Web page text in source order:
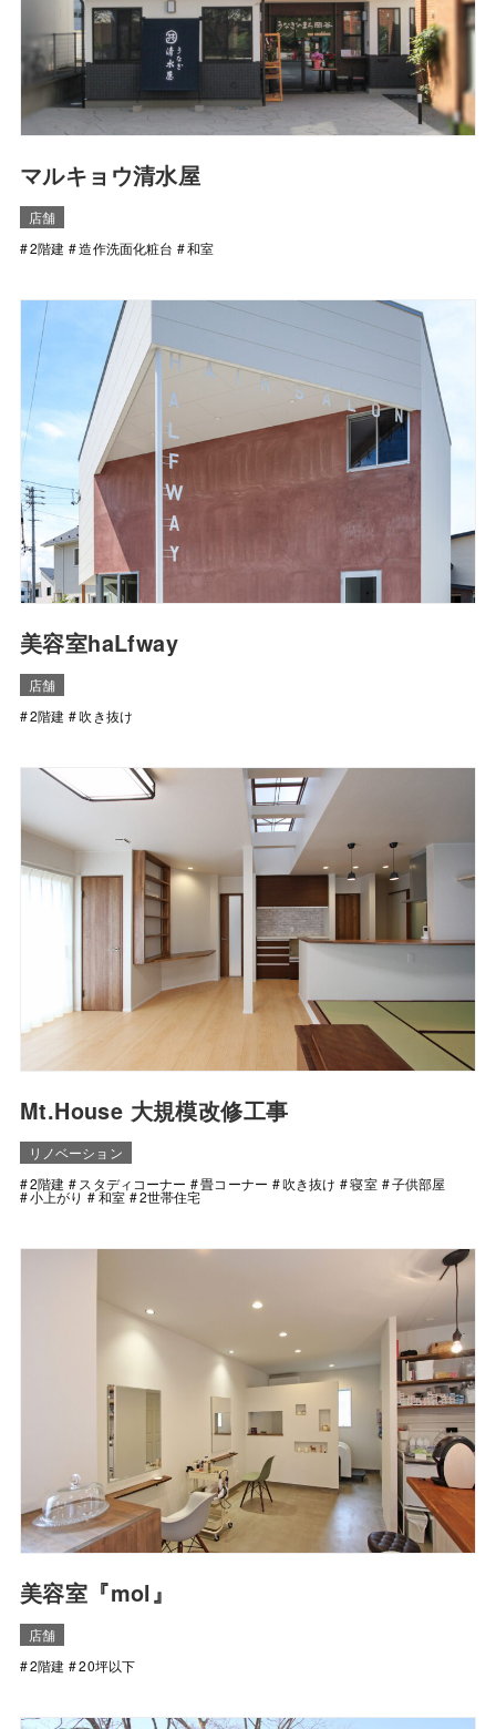
マルキョウ清水屋
店舗
2階建
造作洗面化粧台 和室
美容室haLfway
店舗
2階建
吹き抜け
Mt.House 大規模改修工事
リノベーション
2階建
スタディコーナー 畳コーナー 吹き抜け 寝室 子供部屋
小上がり 和室 2世帯住宅
美容室『mol』
店舗
2階建
20坪以下